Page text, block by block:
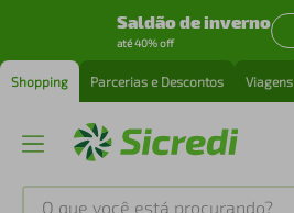
Saldão de inverno
até 40% off
Shopping Parcerias e Descontos Viagens
O que você está procurando?